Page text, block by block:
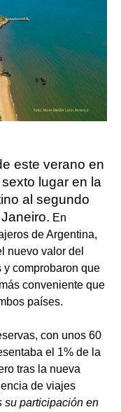
este verano en
lugar en la
al segundo
En
de Argentina,
nuevo valor del
y comprobaron que
conveniente que
países.
con unos 60
el 1% de la
tras la nueva
de viajes
su participación en